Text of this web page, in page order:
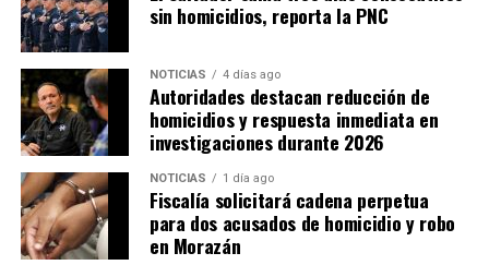
sin homicidios, reporta la PNC
NOTICIAS 4 días ago
Autoridades destacan reducción de
homicidios y respuesta inmediata en
investigaciones durante 2026
NOTICIAS 1 día ago
Fiscalía solicitará cadena perpetua
para dos acusados de homicidio y robo
en Morazán